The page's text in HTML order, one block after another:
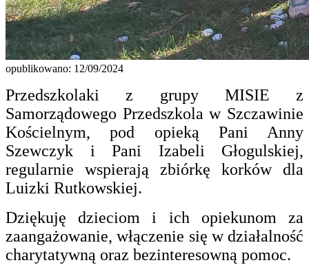
opublikowano: 12/09/2024
Przedszkolaki z grupy MISIE z
Samorządowego Przedszkola w Szczawinie
Kościelnym, pod opieką Pani Anny
Szewczyk i Pani Izabeli Głogulskiej,
regularnie wspierają zbiórkę korków dla
Luizki Rutkowskiej.
Dziękuję dzieciom i ich opiekunom za
zaangażowanie, włączenie się w działalność
charytatywną oraz bezinteresowną pomoc.